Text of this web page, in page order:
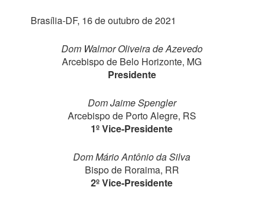
Brasília-DF, 16 de outubro de 2021
Dom Walmor Oliveira de Azevedo
Arcebispo de Belo Horizonte, MG
Presidente
Dom Jaime Spengler
Arcebispo de Porto Alegre, RS
1º Vice-Presidente
Dom Mário Antônio da Silva
Bispo de Roraima, RR
2º Vice-Presidente